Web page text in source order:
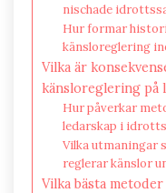
nischade
Hur formar
känsloreglering
Vilka är
känsloreglering på
Hur påverkar
ledarskap i
Vilka utmaningar
reglerar känslor
Vilka bästa